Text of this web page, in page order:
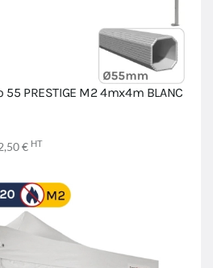
PRESTIGE M2 4mx4m BLANC
€ HT